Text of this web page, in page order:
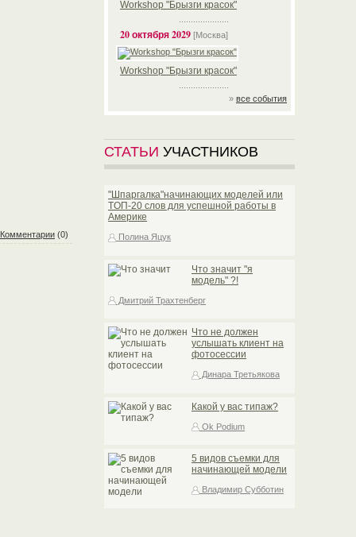
Комментарии (0)
Workshop "Брызги красок"
20 октября 2029 [Москва]
Workshop "Брызги красок"
» все события
СТАТЬИ УЧАСТНИКОВ
"Шпаргалка"начинающих моделей или
TOП-20 слов для успешной работы в
Америке
Полина Яцук
Что значит "я
модель" ?!
Дмитрий Трахтенберг
Что не должен
услышать клиент на
фотосессии
Динара Третьякова
Какой у вас типаж?
Ok Podium
5 видов съемки для
начинающей модели
Владимир Субботин